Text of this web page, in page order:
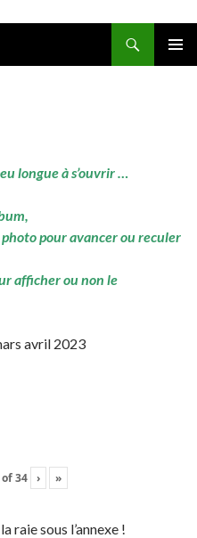
longue à s’ouvrir …
pour avancer ou reculer
afficher ou non le
avril 2023
of34 › »
raie sous l’annexe !